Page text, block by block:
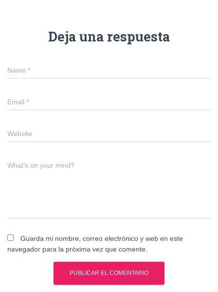
Deja una respuesta
Name *
Email *
Website
What's on your mind?
Guarda mi nombre, correo electrónico y web en este
navegador para la próxima vez que comente.